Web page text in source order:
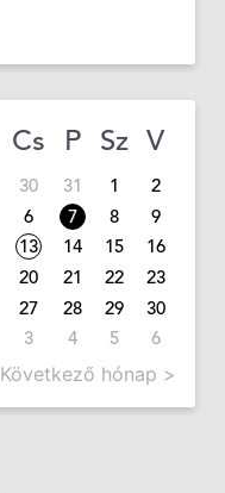
Cs P Sz V
30 31 1
2
6 7 8
9
13 14 15
16
20 21 22
23
27 28 29
30
3 4 5 6
Következő hónap >